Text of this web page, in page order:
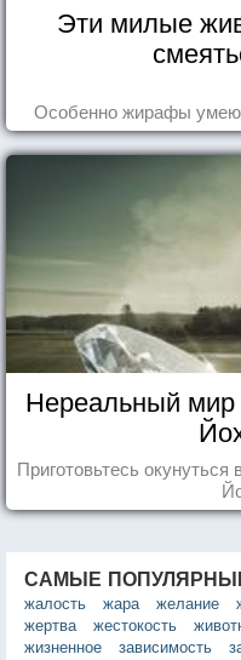
Эти милые
Особенно жирафы
Нереальный
Приготовьтесь
САМЫЕ
жалость
жара желание
жертва
жестокость
жизненное
зависимость